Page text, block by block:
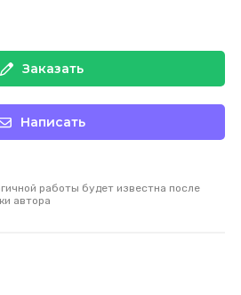
Заказать
Написать
работы будет известна после
автора